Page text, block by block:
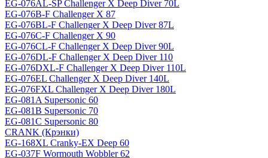
EG-076AL-SP Challenger X Deep Diver 70L
EG-076B-F Challenger X 87
EG-076BL-F Challenger X Deep Diver 87L
EG-076C-F Challenger X 90
EG-076CL-F Challenger X Deep Diver 90L
EG-076DL-F Challenger X Deep Diver 110
EG-076DXL-F Challenger X Deep Diver 110L
EG-076EL Challenger X Deep Diver 140L
EG-076FXL Challenger X Deep Diver 180L
EG-081A Supersonic 60
EG-081B Supersonic 70
EG-081C Supersonic 80
CRANK (Крэнки)
EG-168XL Cranky-EX Deep 60
EG-037F Wormouth Wobbler 62